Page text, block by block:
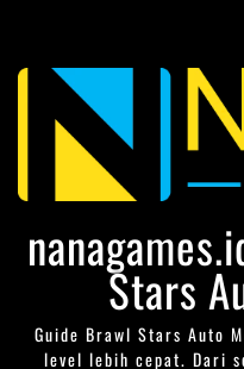
Stars
Guide Brawl Stars Auto
level lebih cepat. Dari